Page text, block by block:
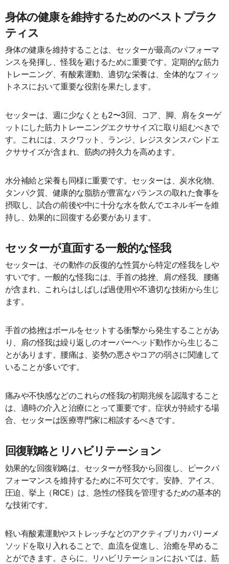
身体の健康を維持するためのベストプラク
ティス
身体の健康を維持することは、セッターが最高のパフォーマ
ンスを発揮し、怪我を避けるために重要です。定期的な筋力
トレーニング、有酸素運動、適切な栄養は、全体的なフィッ
トネスにおいて重要な役割を果たします。
セッターは、週に少なくとも2〜3回、コア、脚、肩をターゲ
ットにした筋力トレーニングエクササイズに取り組むべきで
す。これには、スクワット、ランジ、レジスタンスバンドエ
クササイズが含まれ、筋肉の持久力を高めます。
水分補給と栄養も同様に重要です。セッターは、炭水化物、
タンパク質、健康的な脂肪が豊富なバランスの取れた食事を
摂取し、試合の前後や中に十分な水を飲んでエネルギーを維
持し、効果的に回復する必要があります。
セッターが直面する一般的な怪我
セッターは、その動作の反復的な性質から特定の怪我をしや
すいです。一般的な怪我には、手首の捻挫、肩の怪我、腰痛
が含まれ、これらはしばしば過使用や不適切な技術から生じ
ます。
手首の捻挫はボールをセットする衝撃から発生することがあ
り、肩の怪我は繰り返しのオーバーヘッド動作から生じるこ
とがあります。腰痛は、姿勢の悪さやコアの弱さに関連して
いることが多いです。
痛みや不快感などのこれらの怪我の初期兆候を認識すること
は、適時の介入と治療にとって重要です。症状が持続する場
合、セッターは医療専門家に相談するべきです。
回復戦略とリハビリテーション
効果的な回復戦略は、セッターが怪我から回復し、ピークパ
フォーマンスを維持するために不可欠です。安静、アイス、
圧迫、挙上（RICE）は、急性の怪我を管理するための基本的
な技術です。
軽い有酸素運動やストレッチなどのアクティブリカバリーメ
ソッドを取り入れることで、血流を促進し、治癒を早めるこ
とができます。さらに、リハビリテーションにおいては、筋